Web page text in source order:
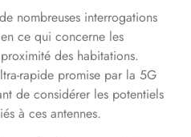
nombreuses interrogations
ce qui concerne les
des habitations.
rapide promise par la 5G
de considérer les potentiels
à ces antennes.